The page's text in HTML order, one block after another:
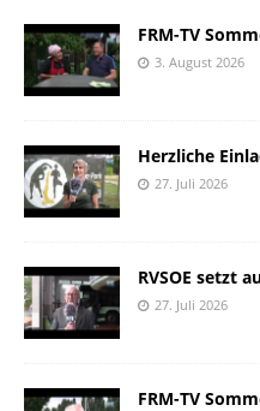
FRM-TV
3. August 2026
Herzliche
27. Juli 2026
RVSOE setzt
27. Juli 2026
FRM-TV